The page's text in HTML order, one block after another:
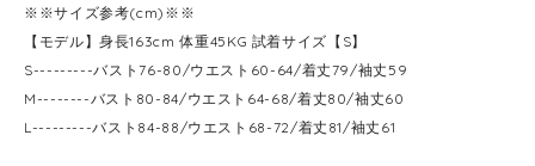
※※サイズ参考(cm)※※
【モデル】身長163cm 体重45KG 試着サイズ【S】
S---------バスト76-80/ウエスト60-64/着丈79/袖丈59
M--------バスト80-84/ウエスト64-68/着丈80/袖丈60
L---------バスト84-88/ウエスト68-72/着丈81/袖丈61